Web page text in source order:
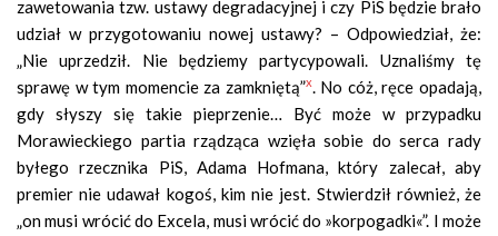
zawetowania tzw. ustawy degradacyjnej i czy PiS będzie brało
udział w przygotowaniu nowej ustawy? – Odpowiedział, że:
„Nie uprzedził. Nie będziemy partycypowali. Uznaliśmy tę
sprawę w tym momencie za zamkniętą”x. No cóż, ręce opadają,
gdy słyszy się takie pieprzenie… Być może w przypadku
Morawieckiego partia rządząca wzięła sobie do serca rady
byłego rzecznika PiS, Adama Hofmana, który zalecał, aby
premier nie udawał kogoś, kim nie jest. Stwierdził również, że
„on musi wrócić do Excela, musi wrócić do »korpogadki«”. I może